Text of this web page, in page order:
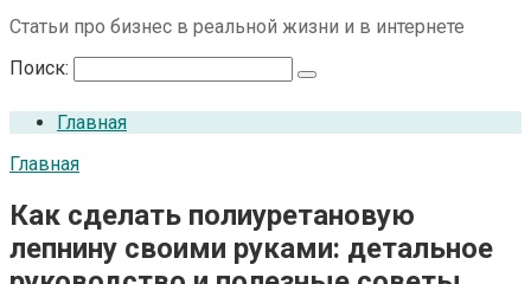
Статьи про бизнес в реальной жизни и в интернете
Поиск:
Главная
Главная
Как сделать полиуретановую
лепнину своими руками: детальное